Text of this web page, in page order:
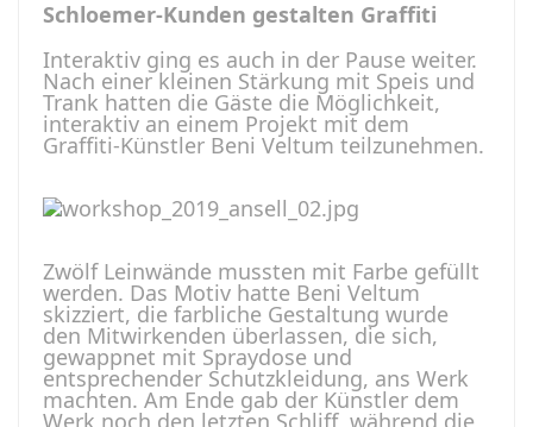
Schloemer-Kunden gestalten Graffiti
Interaktiv ging es auch in der Pause weiter.
Nach einer kleinen Stärkung mit Speis und
Trank hatten die Gäste die Möglichkeit,
interaktiv an einem Projekt mit dem
Graffiti-Künstler Beni Veltum teilzunehmen.
Zwölf Leinwände mussten mit Farbe gefüllt
werden. Das Motiv hatte Beni Veltum
skizziert, die farbliche Gestaltung wurde
den Mitwirkenden überlassen, die sich,
gewappnet mit Spraydose und
entsprechender Schutzkleidung, ans Werk
machten. Am Ende gab der Künstler dem
Werk noch den letzten Schliff, während die